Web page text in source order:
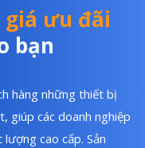
giá ưu đãi
bạn
hàng những thiết bị
giúp các doanh nghiệp
cao cấp. Sản